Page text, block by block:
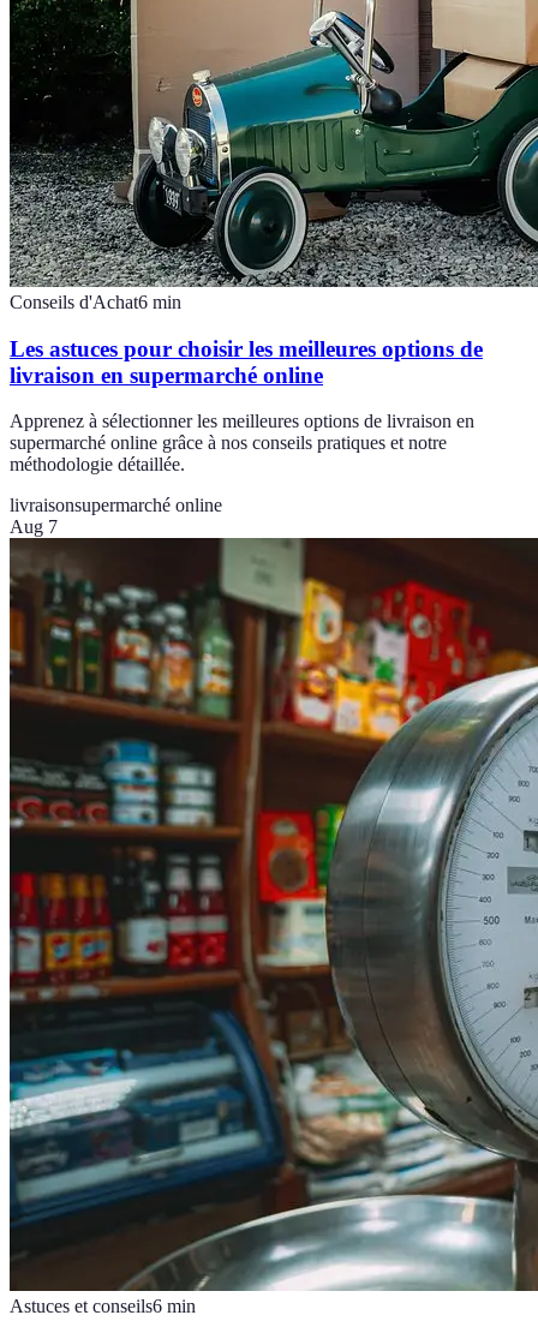
Conseils d'Achat6 min
Les astuces pour choisir les meilleures options de
livraison en supermarché online
Apprenez à sélectionner les meilleures options de livraison en
supermarché online grâce à nos conseils pratiques et notre
méthodologie détaillée.
livraisonsupermarché online
Aug 7
Astuces et conseils6 min